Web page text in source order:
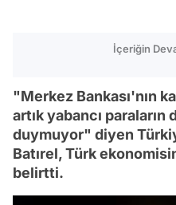
İçeriğin
"Merkez Bankası'nın
artık yabancı
duymuyor" diyen
Batırel, Türk
belirtti.